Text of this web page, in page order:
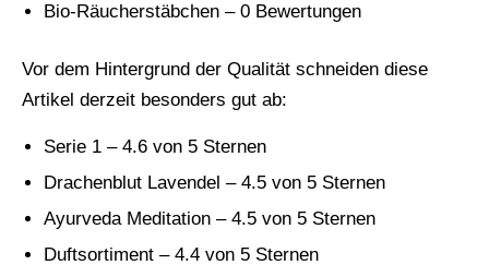
Bio-Räucherstäbchen – 0 Bewertungen
Vor dem Hintergrund der Qualität schneiden diese
Artikel derzeit besonders gut ab:
Serie 1 – 4.6 von 5 Sternen
Drachenblut Lavendel – 4.5 von 5 Sternen
Ayurveda Meditation – 4.5 von 5 Sternen
Duftsortiment – 4.4 von 5 Sternen